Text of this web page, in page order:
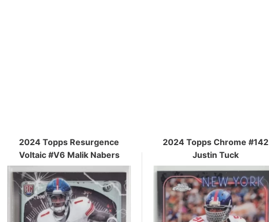
2024 Topps Resurgence
Voltaic #V6 Malik Nabers
2024 Topps Chrome #142
Justin Tuck